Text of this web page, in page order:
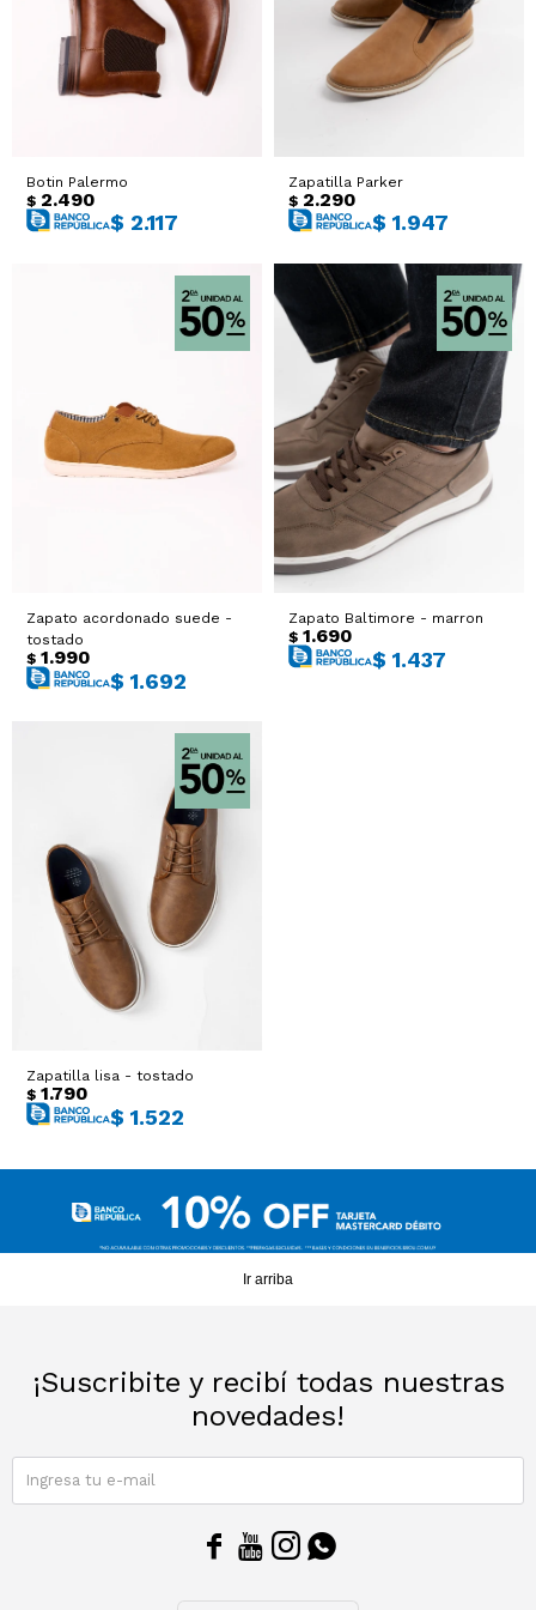
Botin Palermo
$ 2.490
$ 2.117
Zapatilla Parker
$ 2.290
$ 1.947
Zapato acordonado suede -
tostado
$ 1.990
$ 1.692
Zapato Baltimore - marron
$ 1.690
$ 1.437
Zapatilla lisa - tostado
$ 1.790
$ 1.522
Ir arriba
¡Suscribite y recibí todas nuestras
novedades!
   
Sacos
Trajes
Ver todo
T-shirts y Tops
Ver todo